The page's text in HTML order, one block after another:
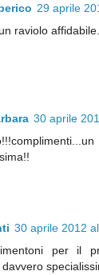
29 aprile
raviolo affidabile.
30 aprile
30 aprile 2012
per il